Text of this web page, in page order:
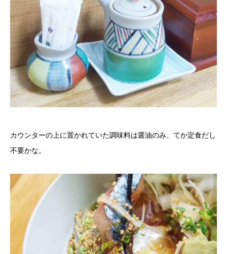
カウンターの上に置かれていた調味料は醤油のみ、てか定食だし
不要かな。